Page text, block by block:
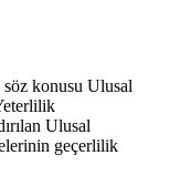
konusu Ulusal
Ulusal
geçerlilik